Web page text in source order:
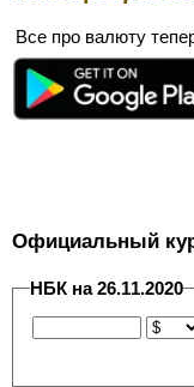
Все про валюту
Официальный
НБК на 26.11.2020